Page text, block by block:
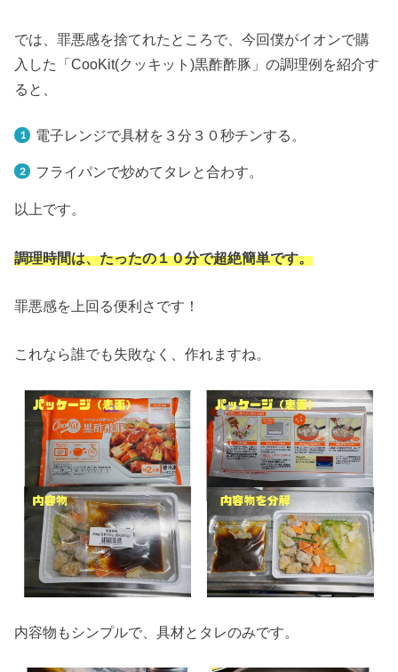
では、罪悪感を捨てれたところで、今回僕がイオンで購
入した「CooKit(クッキット)黒酢酢豚」の調理例を紹介す
ると、
電子レンジで具材を３分３０秒チンする。
フライパンで炒めてタレと合わす。
以上です。
調理時間は、たったの１０分で超絶簡単です。
罪悪感を上回る便利さです！
これなら誰でも失敗なく、作れますね。
内容物もシンプルで、具材とタレのみです。